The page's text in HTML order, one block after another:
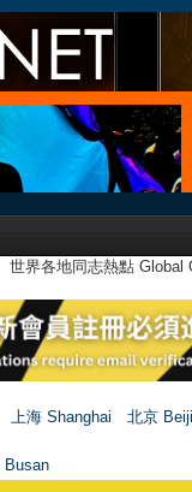
世界各地同志熱點
上海 Shanghai
北京
Busan